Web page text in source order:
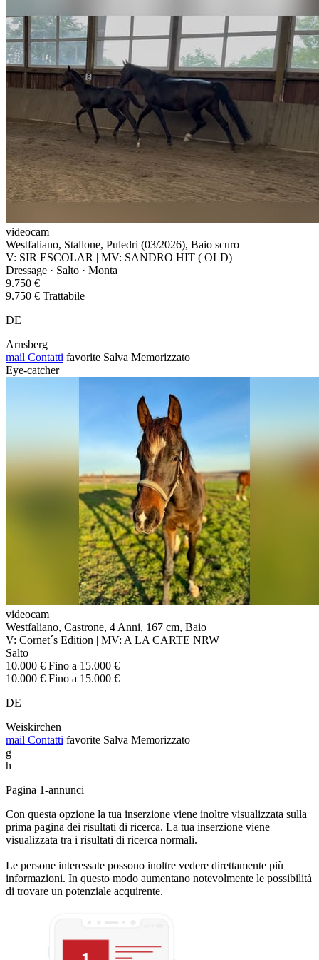
videocam
Westfaliano, Stallone, Puledri (03/2026), Baio scuro
V: SIR ESCOLAR | MV: SANDRO HIT ( OLD)
Dressage · Salto · Monta
9.750 €
9.750 € Trattabile
DE
Arnsberg
mail Contatti favorite Salva Memorizzato
Eye-catcher
videocam
Westfaliano, Castrone, 4 Anni, 167 cm, Baio
V: Cornet´s Edition | MV: A LA CARTE NRW
Salto
10.000 € Fino a 15.000 €
10.000 € Fino a 15.000 €
DE
Weiskirchen
mail Contatti favorite Salva Memorizzato
g
h
Pagina 1-annunci
Con questa opzione la tua inserzione viene inoltre visualizzata sulla
prima pagina dei risultati di ricerca. La tua inserzione viene
visualizzata tra i risultati di ricerca normali.
Le persone interessate possono inoltre vedere direttamente più
informazioni. In questo modo aumentano notevolmente le possibilità
di trovare un potenziale acquirente.